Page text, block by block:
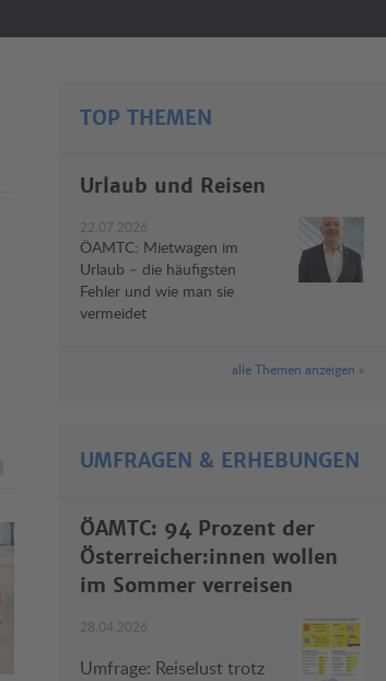
TOP THEMEN
Urlaub und Reisen
22.07.2026
ÖAMTC: Mietwagen im
Urlaub – die häufigsten
Fehler und wie man sie
vermeidet
alle Themen anzeigen »
UMFRAGEN & ERHEBUNGEN
ÖAMTC: 94 Prozent der
Österreicher:innen wollen
im Sommer verreisen
28.04.2026
Umfrage: Reiselust trotz